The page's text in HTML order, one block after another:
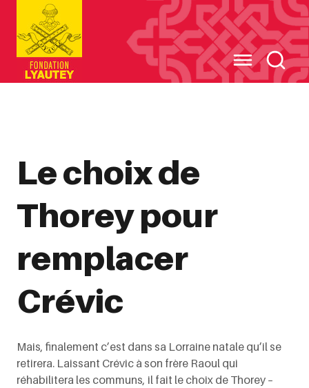
Le choix de
Thorey pour
remplacer
Crévic
Mais, finalement c’est dans sa Lorraine natale qu’il se
retirera. Laissant Crévic à son frère Raoul qui
réhabilitera les communs, il fait le choix de Thorey –
Cookies management panel